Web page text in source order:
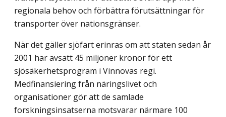
regionala behov och förbättra förutsättningar för
transporter över nationsgränser.
När det gäller sjöfart erinras om att staten sedan år
2001 har avsatt 45 miljoner kronor för ett
sjösäkerhetsprogram i Vinnovas regi.
Medfinansiering från näringslivet och
organisationer gör att de samlade
forskningsinsatserna motsvarar närmare 100